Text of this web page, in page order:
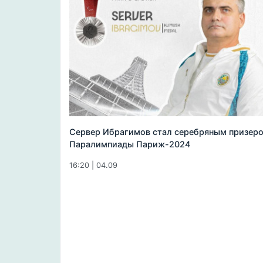
Сервер Ибрагимов стал серебряным
Паралимпиады Париж-2024
16:20 | 04.09